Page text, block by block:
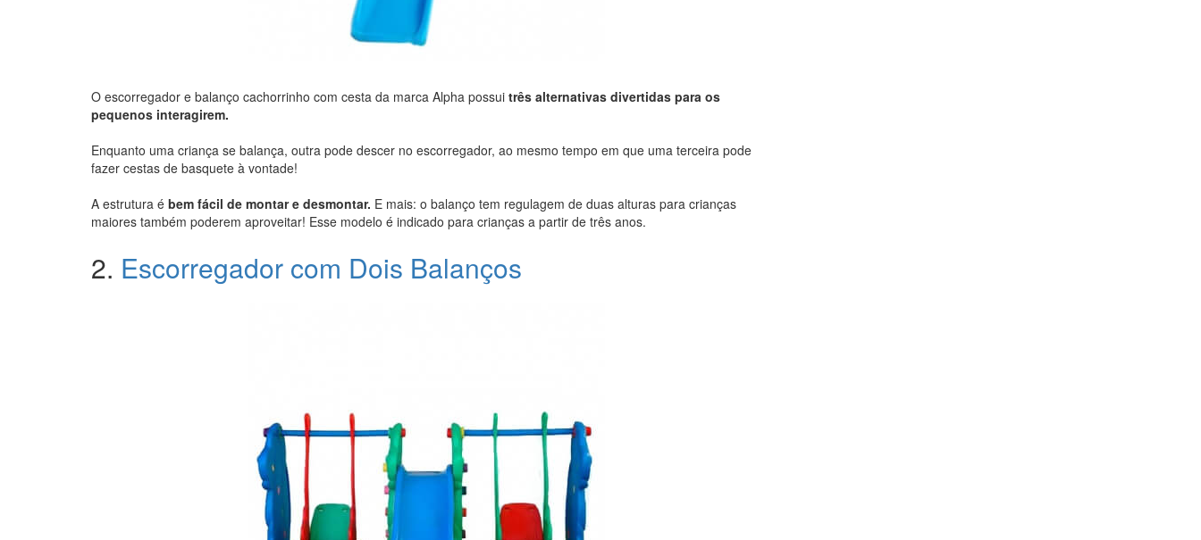
O escorregador e balanço cachorrinho com cesta da marca Alpha possui três alternativas divertidas para os
pequenos interagirem.
Enquanto uma criança se balança, outra pode descer no escorregador, ao mesmo tempo em que uma terceira pode
fazer cestas de basquete à vontade!
A estrutura é bem fácil de montar e desmontar. E mais: o balanço tem regulagem de duas alturas para crianças
maiores também poderem aproveitar! Esse modelo é indicado para crianças a partir de três anos.
2. Escorregador com Dois Balanços